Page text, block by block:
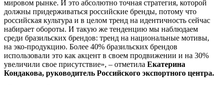
мировом рынке. И это абсолютно точная стратегия, которой
должны придерживаться российские бренды, потому что
российская культура и в целом тренд на идентичность сейчас
набирает обороты. И такую же тенденцию мы наблюдаем
среди бразильских брендов: тренд на национальные мотивы,
на эко-продукцию. Более 40% бразильских брендов
использовали это как акцент в своем продвижении и на 30%
увеличили свое присутствие», – отметила Екатерина
Кондакова, руководитель Российского экспортного центра.